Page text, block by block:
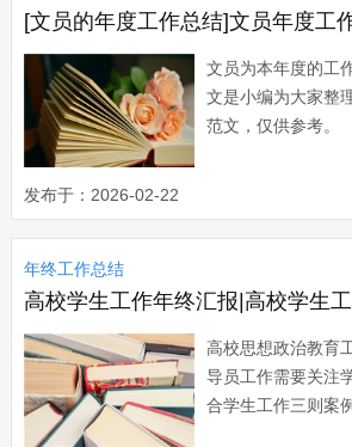
隶属于商...
[文员的年度工作总结]文员年度工
文员为本年度的工
文是小编为大家整
范文，仅供参考
任工厂前台文员一
任让我有机会加入
这近一年的时间里
地方，也很多以前
容，...
发布于：2026-02-22
年终工作总结
高校学生工作年终汇报|高校学生
高校思想政治教育
导员工作需要关注
合学生工作三则案